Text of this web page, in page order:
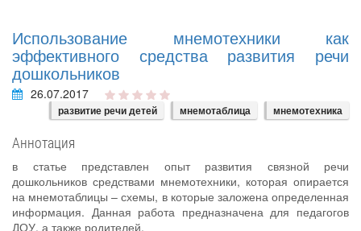
Использование мнемотехники как
эффективного средства развития речи
дошкольников
26.07.2017
развитие речи детей мнемотаблица мнемотехника
Аннотация
в статье представлен опыт развития связной речи
дошкольников средствами мнемотехники, которая опирается
на мнемотаблицы – схемы, в которые заложена определенная
информация. Данная работа предназначена для педагогов
ДОУ, а также родителей.